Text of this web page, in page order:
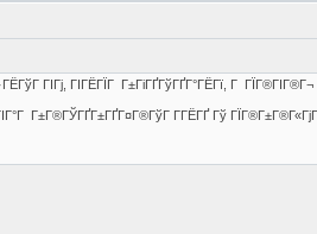
ГІГј, ГІГЁГЇГ Г±ГіГҐГўГҐГ°ГЁГї, Г ГЇГ®ГІГ®Г¬
Г±Г®ГЎГҐГ±ГҐГ¤Г®ГўГ Г­ГЁГҐ Гў